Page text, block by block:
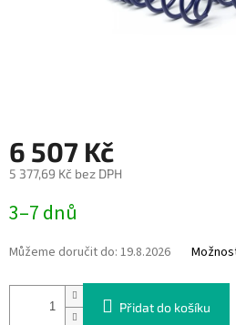
6 507 Kč
5 377,69 Kč bez DPH
cena:
3–7 dnů
Můžeme doručit do: 19.8.2026
Přidat do košíku